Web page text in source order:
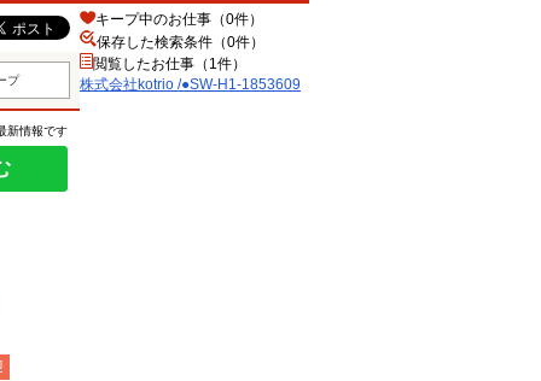
プ
新情報です
キープ中のお仕事（0件）
保存した検索条件（0件）
閲覧したお仕事（1件）
株式会社kotrio /●SW-H1-1853609